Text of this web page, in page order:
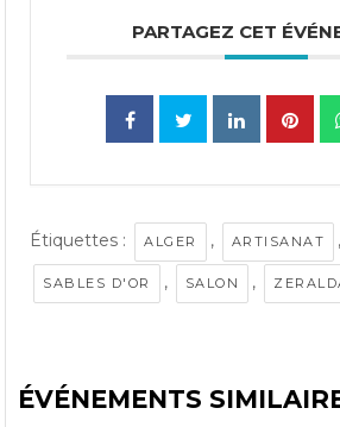
PARTAGEZ CET
Étiquettes : ALGER , ARTISANAT ,
SABLES D'OR , SALON ,
ÉVÉNEMENTS